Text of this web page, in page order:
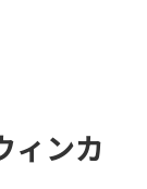
ィンカ